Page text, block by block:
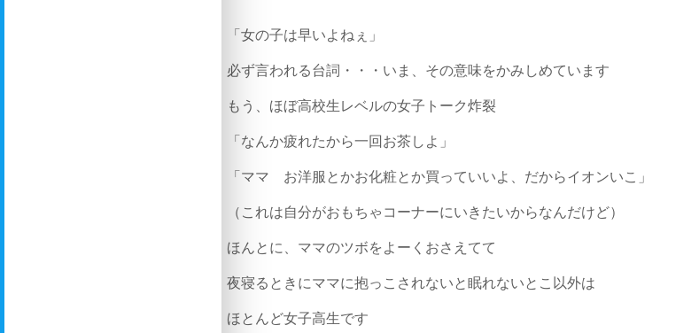
「女の子は早いよねぇ」
必ず言われる台詞・・・いま、その意味をかみしめています
もう、ほぼ高校生レベルの女子トーク炸裂
「なんか疲れたから一回お茶しよ」
「ママ お洋服とかお化粧とか買っていいよ、だからイオンいこ」
（これは自分がおもちゃコーナーにいきたいからなんだけど）
ほんとに、ママのツボをよーくおさえてて
夜寝るときにママに抱っこされないと眠れないとこ以外は
ほとんど女子高生です